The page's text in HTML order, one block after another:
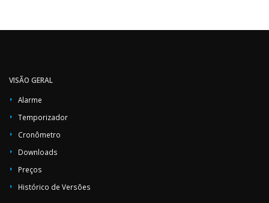
VISÃO GERAL
Alarme
Temporizador
Cronômetro
Downloads
Preços
Histórico de Versões